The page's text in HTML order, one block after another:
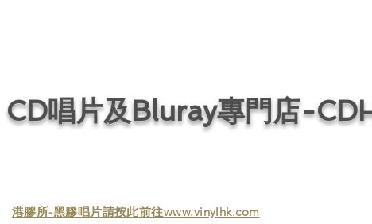
CD唱片及Bluray專門店-
​港膠所-黑膠唱片請按此前往www.vinylhk.com